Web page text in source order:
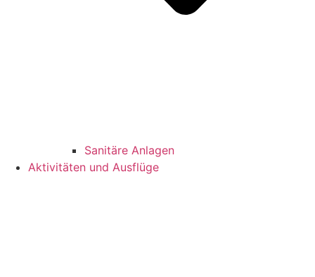
Sanitäre Anlagen
Aktivitäten und Ausflüge